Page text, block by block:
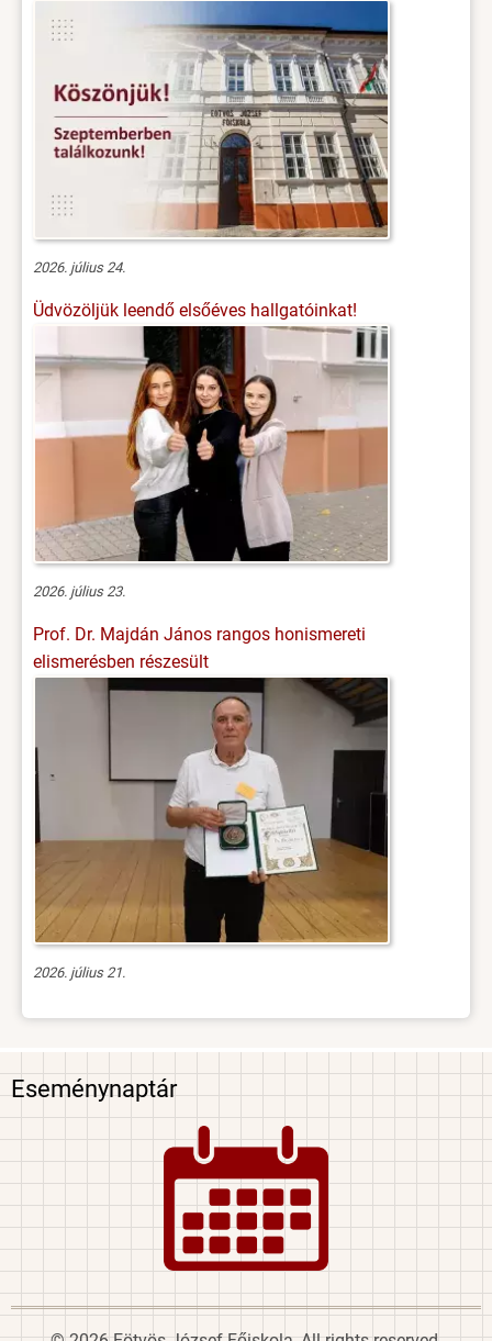
2026. július 24.
Üdvözöljük leendő elsőéves hallgatóinkat!
2026. július 23.
Prof. Dr. Majdán János rangos honismereti
elismerésben részesült
2026. július 21.
Eseménynaptár
Image